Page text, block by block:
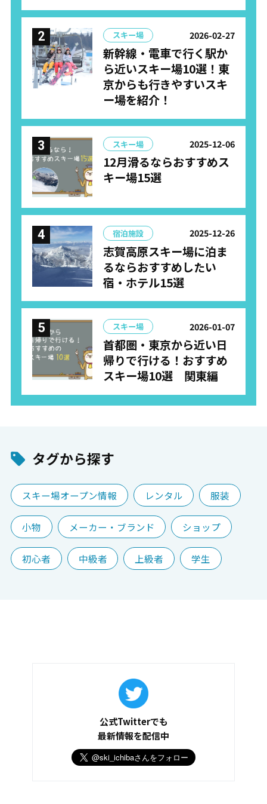
スキー場 2026-02-27
新幹線・電車で行く駅か
ら近いスキー場10選！東
京からも行きやすいスキ
ー場を紹介！
スキー場 2025-12-06
12月滑るならおすすめス
キー場15選
宿泊施設 2025-12-26
志賀高原スキー場に泊ま
るならおすすめしたい
宿・ホテル15選
スキー場 2026-01-07
首都圏・東京から近い日
帰りで行ける！おすすめ
スキー場10選 関東編
タグから探す
スキー場オープン情報 レンタル 服装
小物 メーカー・ブランド ショップ
初心者 中級者 上級者 学生
公式Twitterでも
最新情報を配信中